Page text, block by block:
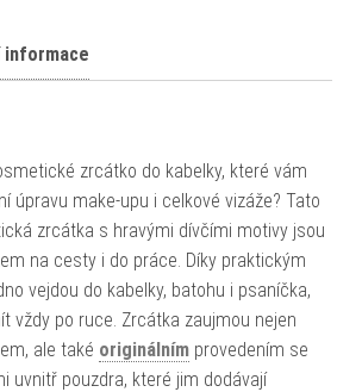
informace
zrcátko do kabelky, které vám
úpravu make-upu i celkové vizáže? Tato
zrcátka s hravými dívčími motivy jsou
na cesty i do práce. Díky praktickým
vejdou do kabelky, batohu i psaníčka,
vždy po ruce. Zrcátka zaujmou nejen
ale také originálním provedením se
uvnitř pouzdra, které jim dodávají